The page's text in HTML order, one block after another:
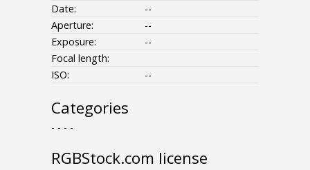
Date:
--
Aperture:
--
Exposure:
--
Focal length:
ISO:
--
Categories
- - - -
RGBStock.com license